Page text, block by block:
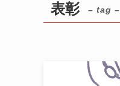
表彰 – tag –